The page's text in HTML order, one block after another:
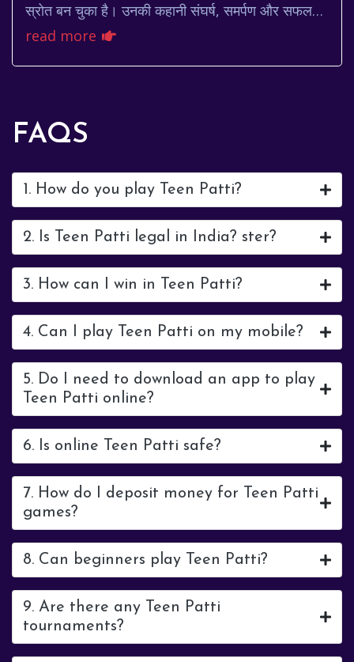
स्रोत बन चुका है। उनकी कहानी संघर्ष, समर्पण और सफलता
की एक अनूठी मिसाल है। यह सिर्फ एक व्यक्ति ...
read more
FAQS
1. How do you play Teen Patti?
2. Is Teen Patti legal in India? ster?
3. How can I win in Teen Patti?
4. Can I play Teen Patti on my mobile?
5. Do I need to download an app to play
Teen Patti online?
6. Is online Teen Patti safe?
7. How do I deposit money for Teen Patti
games?
8. Can beginners play Teen Patti?
9. Are there any Teen Patti
tournaments?